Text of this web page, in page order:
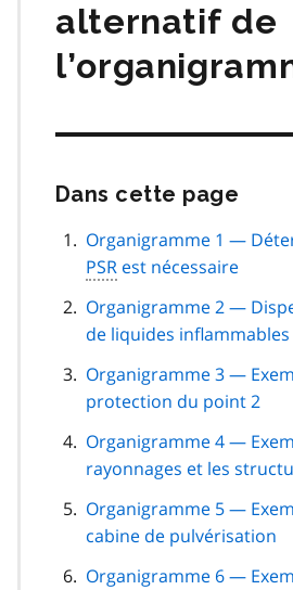
alternatif de
Dans cette page
Organigramme 1 —
PSR est nécessaire
Organigramme 2 —
de liquides inflammables
Organigramme 3 —
protection du point 2
Organigramme 4 —
rayonnages
Organigramme 5 —
cabine de pulvérisation
Organigramme 6 —